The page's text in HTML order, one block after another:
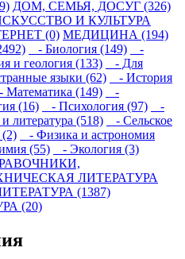
ДОМ, СЕМЬЯ, ДОСУГ (326)
И КУЛЬТУРА
(0) МЕДИЦИНА (194)
- Биология (149)
-
и геология (133)
- Для
языки (62)
- История
Математика (149)
-
(16) - Психология (97)
-
литература (518)
- Сельское
- Физика и астрономия
(55)
- Экология (3)
ЛИТЕРАТУРА
(1387)
(20)